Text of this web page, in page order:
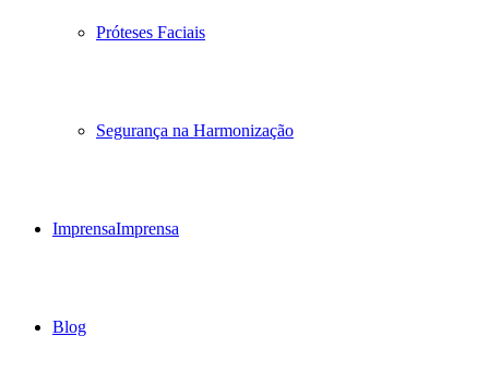
Próteses Faciais
Segurança na Harmonização
ImprensaImprensa
Blog